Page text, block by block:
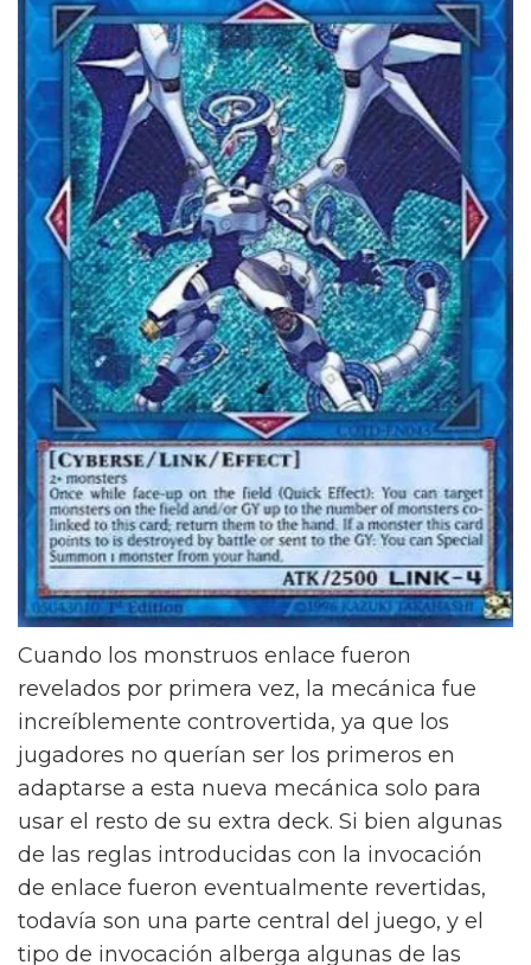
Cuando los monstruos enlace fueron
revelados por primera vez, la mecánica fue
increíblemente controvertida, ya que los
jugadores no querían ser los primeros en
adaptarse a esta nueva mecánica solo para
usar el resto de su extra deck. Si bien algunas
de las reglas introducidas con la invocación
de enlace fueron eventualmente revertidas,
todavía son una parte central del juego, y el
tipo de invocación alberga algunas de las